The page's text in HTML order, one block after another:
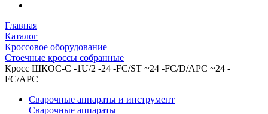
Главная
Каталог
Кроссовое оборудование
Стоечные кроссы собранные
Кросс ШКОС-С -1U/2 -24 -FC/ST ~24 -FC/D/APC ~24 -
FC/APC
Сварочные аппараты и инструмент
Сварочные аппараты